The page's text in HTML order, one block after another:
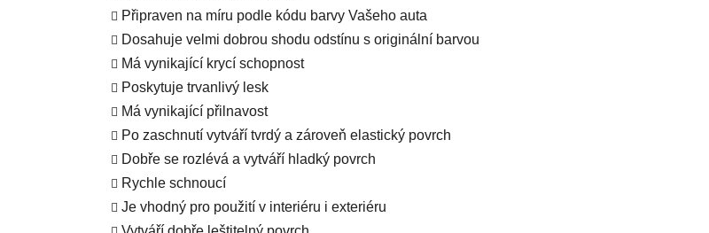
Připraven na míru podle kódu barvy Vašeho auta
Dosahuje velmi dobrou shodu odstínu s originální barvou
Má vynikající krycí schopnost
Poskytuje trvanlivý lesk
Má vynikající přilnavost
Po zaschnutí vytváří tvrdý a zároveň elastický povrch
Dobře se rozlévá a vytváří hladký povrch
Rychle schnoucí
Je vhodný pro použití v interiéru i exteriéru